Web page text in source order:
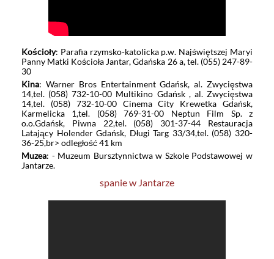
Kościoły: Parafia rzymsko-katolicka p.w. Najświętszej Maryi
Panny Matki Kościoła Jantar, Gdańska 26 a, tel. (055) 247-89-
30
Kina: Warner Bros Entertainment Gdańsk, al. Zwycięstwa
14,tel. (058) 732-10-00 Multikino Gdańsk , al. Zwycięstwa
14,tel. (058) 732-10-00 Cinema City Krewetka Gdańsk,
Karmelicka 1,tel. (058) 769-31-00 Neptun Film Sp. z
o.o.Gdańsk, Piwna 22,tel. (058) 301-37-44 Restauracja
Latający Holender Gdańsk, Długi Targ 33/34,tel. (058) 320-
36-25,br> odległość 41 km
Muzea: - Muzeum Bursztynnictwa w Szkole Podstawowej w
Jantarze.
spanie w Jantarze